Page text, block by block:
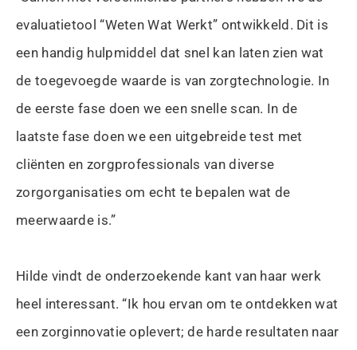
evaluatietool “Weten Wat Werkt” ontwikkeld. Dit is
een handig hulpmiddel dat snel kan laten zien wat
de toegevoegde waarde is van zorgtechnologie. In
de eerste fase doen we een snelle scan. In de
laatste fase doen we een uitgebreide test met
cliënten en zorgprofessionals van diverse
zorgorganisaties om echt te bepalen wat de
meerwaarde is.”
Hilde vindt de onderzoekende kant van haar werk
heel interessant. “Ik hou ervan om te ontdekken wat
een zorginnovatie oplevert; de harde resultaten naar